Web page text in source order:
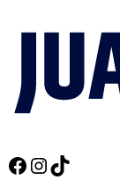
Facebook
Instagram
TikTok